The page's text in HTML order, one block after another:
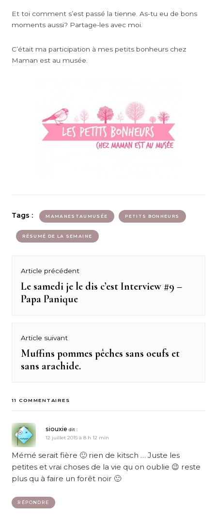
Et toi comment s’est passé la tienne. As-tu eu de bons
moments aussi? Partage-les avec moi.
C’était ma participation à mes petits bonheurs chez
Maman est au musée.
Tags : MAMANESTAUMUSÉE PETITS BONHEURS
RÉSUMÉ DE LA SEMAINE
Navigation
de
l’article
Article précédent
Previous
post:
Le samedi je le dis c’est Interview #9 –
Papa Panique
Article suivant
Next
post:
Muffins pommes pêches sans oeufs et
sans arachide.
11 COMMENTAIRES
siouxie dit :
12 juillet 2015 à 8 h 12 min
Mémé serait fière 🙂 rien de kitsch … Juste les
petites et vrai choses de la vie qu on oublie 😉 reste
plus qu à faire un forêt noir 🙂
RÉPONDRE